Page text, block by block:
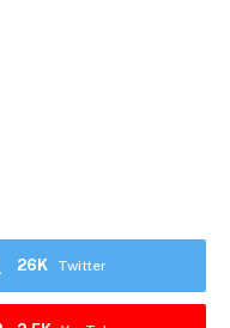
Twitter
26K